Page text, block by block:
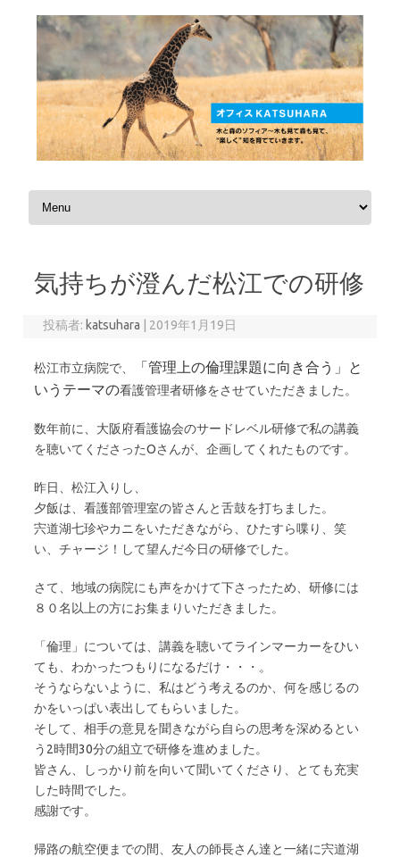
コンテンツへスキップ
気持ちが澄んだ松江での研修
投稿者: katsuhara 2019年1月19日
松江市立病院で、
「管理上の倫理課題に向き合う」と
いうテーマの看護管理者研修をさせていただきました。
数年前に、大阪府看護協会のサードレベル研修で私の講義
を聴いてくださったOさんが、企画してくれたものです。
昨日、松江入りし、
夕飯は、看護部管理室の皆さんと舌鼓を打ちました。
宍道湖七珍やカニをいただきながら、ひたすら喋り、笑
い、チャージ！して望んだ今日の研修でした。
さて、地域の病院にも声をかけて下さったため、研修には
８０名以上の方にお集まりいただきました。
「倫理」については、講義を聴いてラインマーカーをひい
ても、わかったつもりになるだけ・・・。
そうならないように、私はどう考えるのか、何を感じるの
かをいっぱい表出してもらいました。
そして、相手の意見を聞きながら自らの思考を深めるとい
う2時間30分の組立で研修を進めました。
皆さん、しっかり前を向いて聞いてくださり、とても充実
した時間でした。
感謝です。
帰路の航空便までの間、友人の師長さん達と一緒に宍道湖